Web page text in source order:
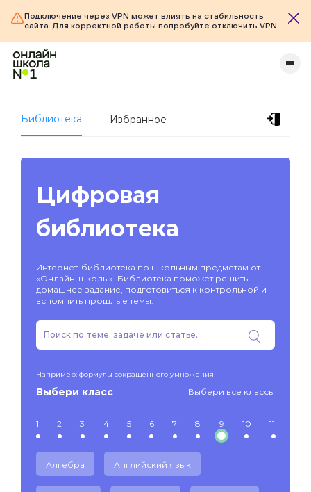
Подключение через VPN может влиять на стабильность
сайта. Для корректной работы попробуйте отключить VPN.
Библиотека Избранное
Цифровая
библиотека
Интернет-библиотека по школьным предметам от
«Онлайн-школы». Библиотека поможет решить
домашнее задание, подготовиться к контрольной и
вспомнить прошлые темы.
Например: формулы сокращенного умножения
Выбери класс Выбери все классы
1 2 3 4 5 6 7 8 9 10 11
Алгебра Английский язык